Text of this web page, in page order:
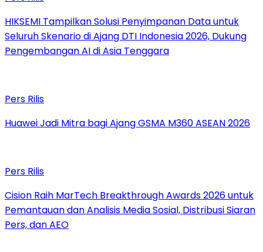
HIKSEMI Tampilkan Solusi Penyimpanan Data untuk
Seluruh Skenario di Ajang DTI Indonesia 2026, Dukung
Pengembangan AI di Asia Tenggara
Pers Rilis
Huawei Jadi Mitra bagi Ajang GSMA M360 ASEAN 2026
Pers Rilis
Cision Raih MarTech Breakthrough Awards 2026 untuk
Pemantauan dan Analisis Media Sosial, Distribusi Siaran
Pers, dan AEO